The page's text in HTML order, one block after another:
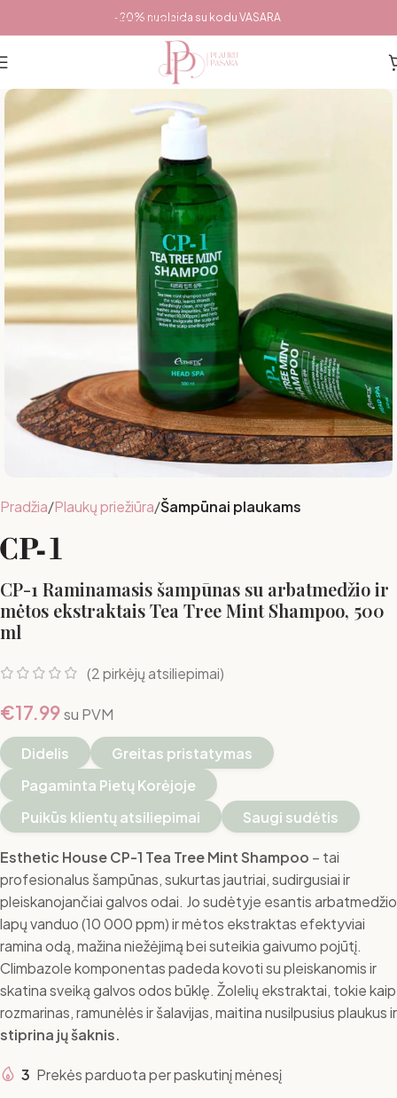
Pereiti prie pagrindinio turinio-20% nuolaida su kodu VASARA
Pradžia Plaukų priežiūra Šampūnai plaukams
CP-1 Raminamasis šampūnas su arbatmedžio ir
mėtos ekstraktais Tea Tree Mint Shampoo, 500
ml
(2pirkėjų atsiliepimai)
€17.99su PVM
Didelis
Greitas pristatymas
Pagaminta Pietų Korėjoje
Puikūs klientų atsiliepimai
Saugi sudėtis
Esthetic House CP-1 Tea Tree Mint Shampoo – tai
profesionalus šampūnas, sukurtas jautriai, sudirgusiai ir
pleiskanojančiai galvos odai. Jo sudėtyje esantis arbatmedžio
lapų vanduo (10 000 ppm) ir mėtos ekstraktas efektyviai
ramina odą, mažina niežėjimą bei suteikia gaivumo pojūtį.
Climbazole komponentas padeda kovoti su pleiskanomis ir
skatina sveiką galvos odos būklę. Žolelių ekstraktai, tokie kaip
rozmarinas, ramunėlės ir šalavijas, maitina nusilpusius plaukus ir
stiprina jų šaknis.
3 Prekės parduota per paskutinį mėnesį